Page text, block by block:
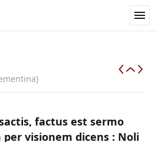
factus est sermo
visionem dicens : Noli